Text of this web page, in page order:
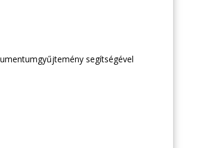
segítségével